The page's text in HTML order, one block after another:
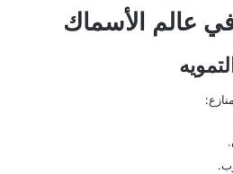
في عالم الأسماك